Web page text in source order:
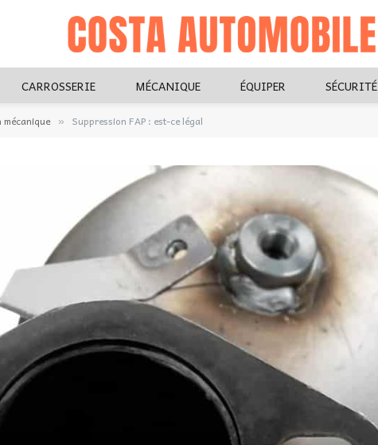
CARROSSERIE MÉCANIQUE ÉQUIPER SÉCURITÉ
mécanique » Suppression FAP : est-ce légal